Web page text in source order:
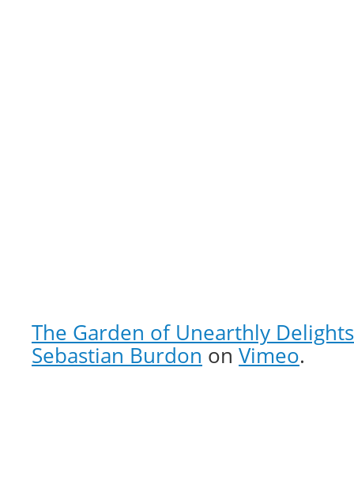
The Garden of Unearthly Delights
Sebastian Burdon on Vimeo.